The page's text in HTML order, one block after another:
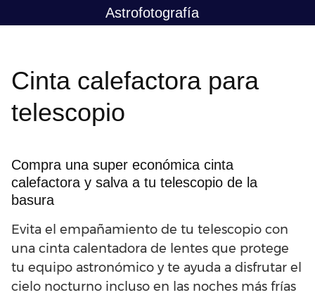
al
Astrofotografía
Cinta calefactora para
telescopio
Compra una super económica cinta
calefactora y salva a tu telescopio de la
basura
Evita el empañamiento de tu telescopio con
una cinta calentadora de lentes que protege
tu equipo astronómico y te ayuda a disfrutar el
cielo nocturno incluso en las noches más frías